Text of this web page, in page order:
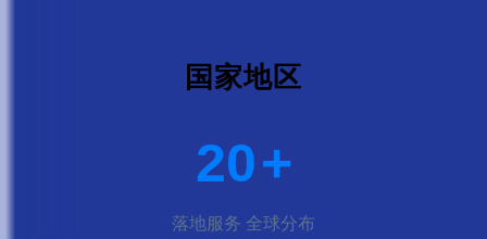
国家地区
20+
落地服务 全球分布